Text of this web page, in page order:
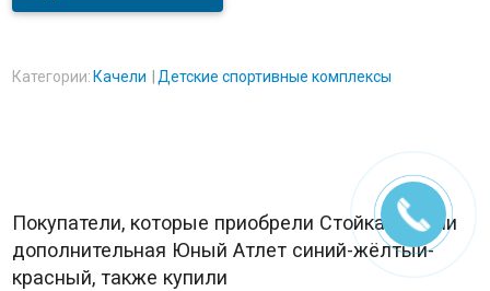
Категории: Качели Детские спортивные комплексы
Покупатели, которые приобрели Стойка-качели
дополнительная Юный Атлет синий-жёлтый-
красный, также купили